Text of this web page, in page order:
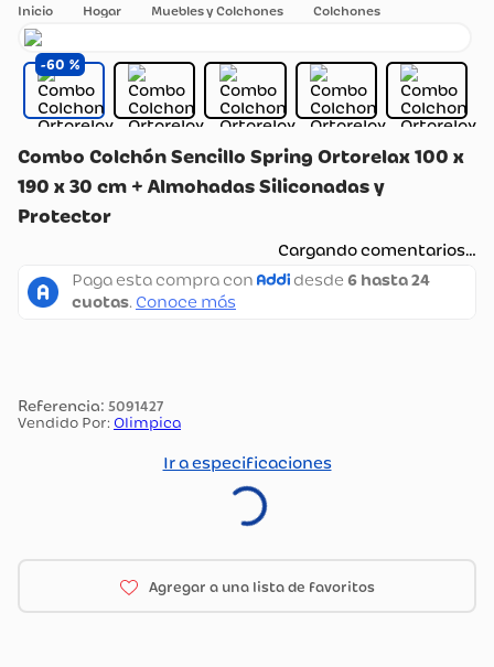
Hogar Muebles y Colchones Colchones
60
Combo Colchón Sencillo Spring Ortorelax 100 x
190 x 30 cm + Almohadas Siliconadas y
Protector
Cargando comentarios…
: 5091427
Vendido Por: Olimpica
Ir a especificaciones